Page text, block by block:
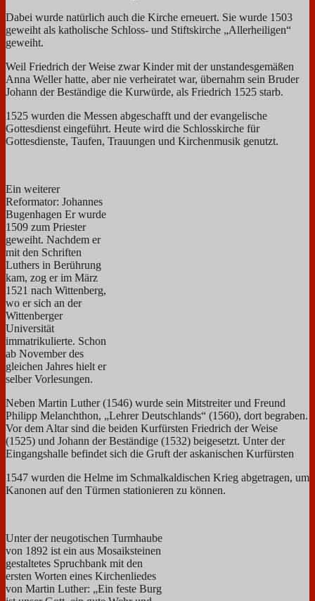
Dabei wurde natürlich auch die Kirche erneuert. Sie wurde 1503
geweiht als katholische Schloss- und Stiftskirche „Allerheiligen“
geweiht.
Weil Friedrich der Weise zwar Kinder mit der unstandesgemäßen
Anna Weller hatte, aber nie verheiratet war, übernahm sein Bruder
Johann der Beständige die Kurwürde, als Friedrich 1525 starb.
1525 wurden die Messen abgeschafft und der evangelische
Gottesdienst eingeführt. Heute wird die Schlosskirche für
Gottesdienste, Taufen, Trauungen und Kirchenmusik genutzt.
Ein weiterer
Reformator: Johannes
Bugenhagen Er wurde
1509 zum Priester
geweiht. Nachdem er
mit den Schriften
Luthers in Berührung
kam, zog er im März
1521 nach Wittenberg,
wo er sich an der
Wittenberger
Universität
immatrikulierte. Schon
ab November des
gleichen Jahres hielt er
selber Vorlesungen.
Neben Martin Luther (1546) wurde sein Mitstreiter und Freund
Philipp Melanchthon, „Lehrer Deutschlands“ (1560), dort begraben.
Vor dem Altar sind die beiden Kurfürsten Friedrich der Weise
(1525) und Johann der Beständige (1532) beigesetzt. Unter der
Eingangshalle befindet sich die Gruft der askanischen Kurfürsten
1547 wurden die Helme im Schmalkaldischen Krieg abgetragen, um
Kanonen auf den Türmen stationieren zu können.
Unter der neugotischen Turmhaube
von 1892 ist ein aus Mosaiksteinen
gestaltetes Spruchbank mit den
ersten Worten eines Kirchenliedes
von Martin Luther: „Ein feste Burg